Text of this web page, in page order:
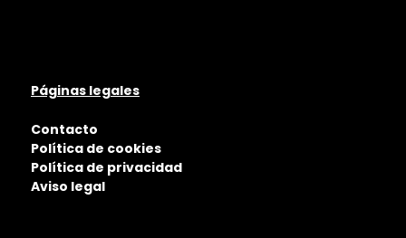
Páginas legales
Contacto
Política de cookies
Política de privacidad
Aviso legal